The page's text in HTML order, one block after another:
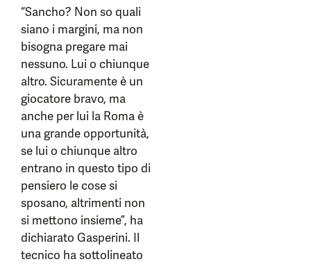
“Sancho? Non so quali
siano i margini, ma non
bisogna pregare mai
nessuno. Lui o chiunque
altro. Sicuramente è un
giocatore bravo, ma
anche per lui la Roma è
una grande opportunità,
se lui o chiunque altro
entrano in questo tipo di
pensiero le cose si
sposano, altrimenti non
si mettono insieme”, ha
dichiarato Gasperini. Il
tecnico ha sottolineato